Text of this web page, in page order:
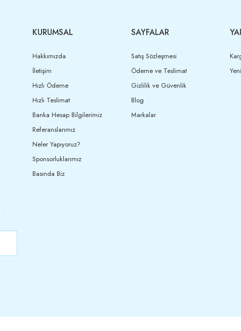
KURUMSAL
Hakkımızda
İletişim
Hızlı Ödeme
Hızlı Teslimat
Banka Hesap Bilgilerimiz
Referanslarımız
Neler Yapıyoruz?
Sponsorluklarımız
Basında Biz
SAYFALAR
Satış Sözleşmesi
Ödeme ve Teslimat
Gizlilik ve Güvenlik
Blog
Markalar